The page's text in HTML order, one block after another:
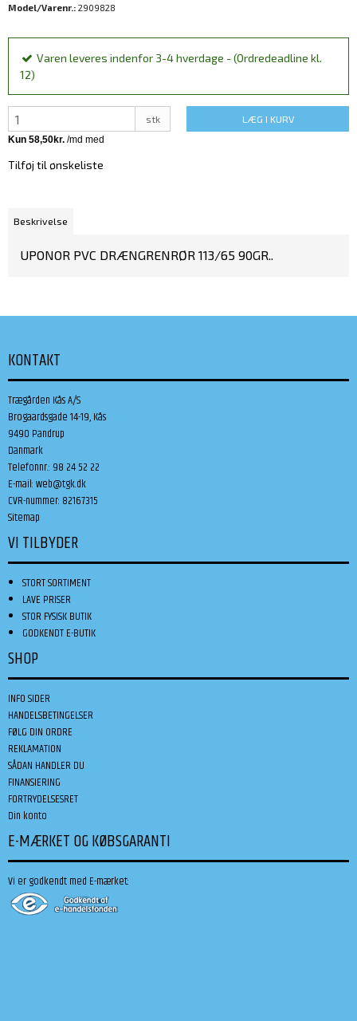
Model/Varenr.: 2909828
Varen leveres indenfor 3-4 hverdage - (Ordredeadline kl.
12)
stk LÆG I KURV
Tilføj til ønskeliste
Beskrivelse
UPONOR PVC DRÆNGRENRØR 113/65 90GR..
KONTAKT
Trægården Kås A/S
Brogaardsgade 14-19, Kås
9490 Pandrup
Danmark
Telefonnr.: 98 24 52 22
E-mail:web@tgk.dk
CVR-nummer: 82167315
Sitemap
VI TILBYDER
STORT SORTIMENT
LAVE PRISER
STOR FYSISK BUTIK
GODKENDT E-BUTIK
SHOP
INFO SIDER
HANDELSBETINGELSER
FØLG DIN ORDRE
REKLAMATION
SÅDAN HANDLER DU
FINANSIERING
FORTRYDELSESRET
Din konto
E-MÆRKET OG KØBSGARANTI
Vi er godkendt med E-mærket: